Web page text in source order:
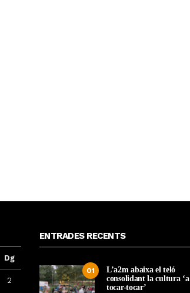
Dg
2
ENTRADES RECENTS
01
L’a2m abaixa el teló
consolidant la cultura ‘a
tocar-tocar’